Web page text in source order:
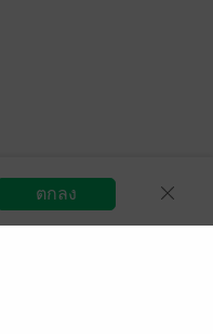
วิธีการใช้งาน
ตกลง